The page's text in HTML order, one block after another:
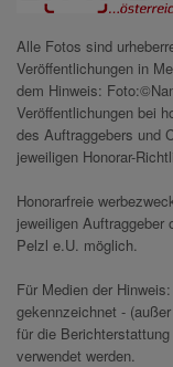
Alle Fotos sind
Veröffentlichungen in
dem Hinweis:
Veröffentlichungen bei
des Auftraggebers und
jeweiligen Honorar-
Honorarfreie
jeweiligen
Pelzl e.U. möglich.
Für Medien der
gekennzeichnet -
für die
verwendet werden.